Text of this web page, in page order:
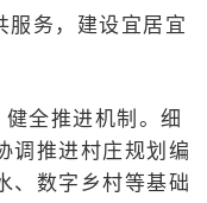
服务，建设宜居宜
全推进机制。细
调推进村庄规划编
、数字乡村等基础